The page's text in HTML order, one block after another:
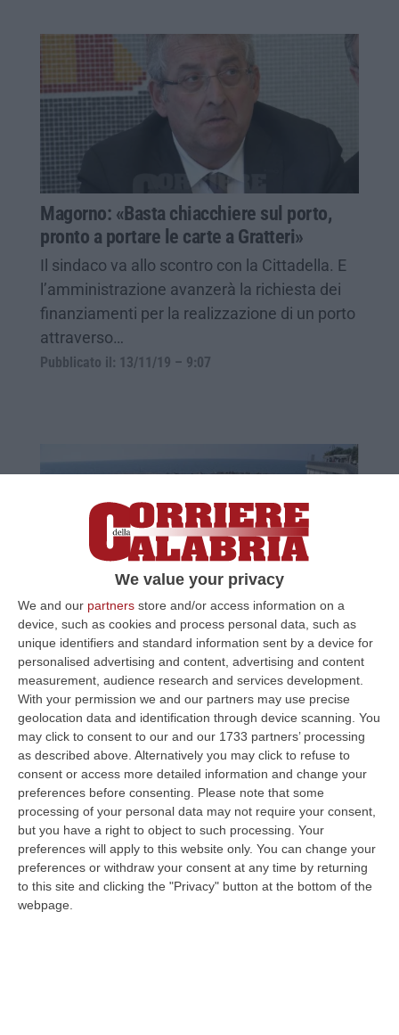
We value your privacy
We and our partners store and/or access information on a
device, such as cookies and process personal data, such as
unique identifiers and standard information sent by a device for
personalised advertising and content, advertising and content
measurement, audience research and services development.
With your permission we and our partners may use precise
geolocation data and identification through device scanning. You
may click to consent to our and our 1733 partners’ processing
as described above. Alternatively you may click to refuse to
consent or access more detailed information and change your
preferences before consenting.
Please note that some
processing of your personal data may not require your consent,
but you have a right to object to such processing. Your
preferences will apply to this website only. You can change your
preferences or withdraw your consent at any time by returning
to this site and clicking the "Privacy" button at the bottom of the
webpage.
Magorno: «Basta chiacchiere sul porto,
pronto a portare le carte a Gratteri»
Il sindaco va allo scontro con la Cittadella. E
l’amministrazione avanzerà la richiesta dei
finanziamenti per la realizzazione di un porto
attraverso…
Pubblicato il: 13/11/19 – 9:07
Porto di Diamante, «per l’Anac ci sono
anomalie nell’affidamento dei lavori»
Lettera di Magorno a Oliverio: «La Regione
verifichi i requisiti del concessionario e le
garanzie fideiussorie che ha presentato»
Pubblicato il: 24/09/19 – 15:23